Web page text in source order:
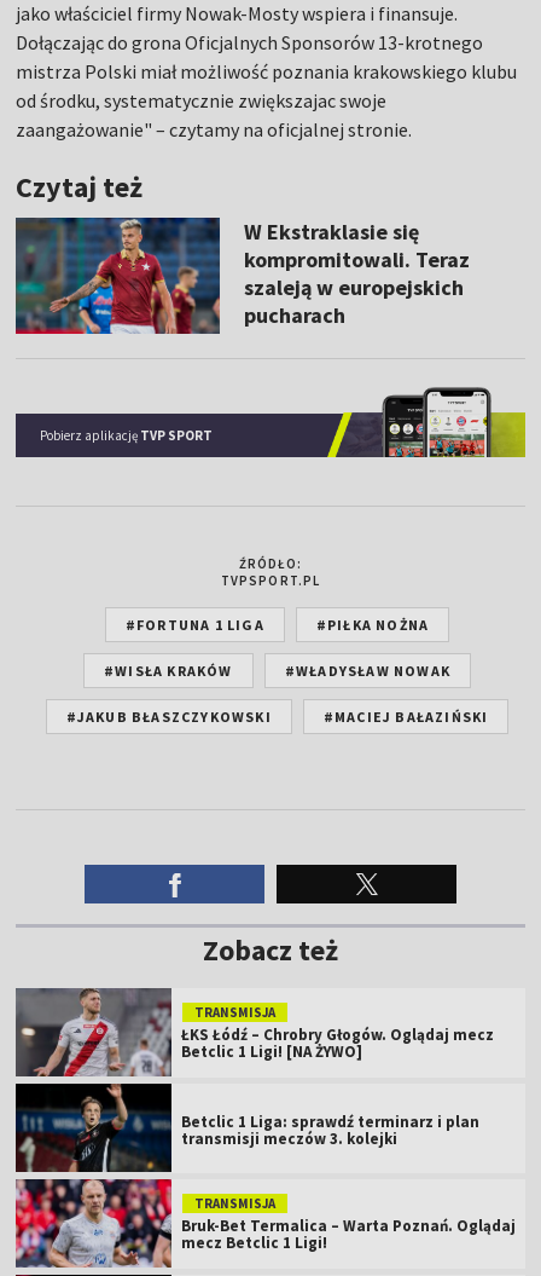
jako właściciel firmy Nowak-Mosty wspiera i finansuje.
Dołączając do grona Oficjalnych Sponsorów 13-krotnego
mistrza Polski miał możliwość poznania krakowskiego klubu
od środku, systematycznie zwiększajac swoje
zaangażowanie" – czytamy na oficjalnej stronie.
Czytaj też
W Ekstraklasie się
kompromitowali. Teraz
szaleją w europejskich
pucharach
Pobierz aplikację TVP SPORT
ŹRÓDŁO:
TVPSPORT.PL
#FORTUNA 1 LIGA #PIŁKA NOŻNA
#WISŁA KRAKÓW #WŁADYSŁAW NOWAK
#JAKUB BŁASZCZYKOWSKI #MACIEJ BAŁAZIŃSKI
Zobacz też
TRANSMISJA
ŁKS Łódź – Chrobry Głogów. Oglądaj mecz
Betclic 1 Ligi! [NA ŻYWO]
Betclic 1 Liga: sprawdź terminarz i plan
transmisji meczów 3. kolejki
TRANSMISJA
Bruk-Bet Termalica – Warta Poznań. Oglądaj
mecz Betclic 1 Ligi!